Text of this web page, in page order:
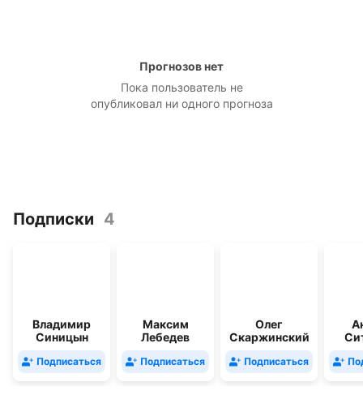
Прогнозов нет
Пока пользователь не
опубликовал ни одного прогноза
Подписки 4
Владимир
Синицын
Подписаться
Максим
Лебедев
Подписаться
Олег
Скаржинский
Подписаться